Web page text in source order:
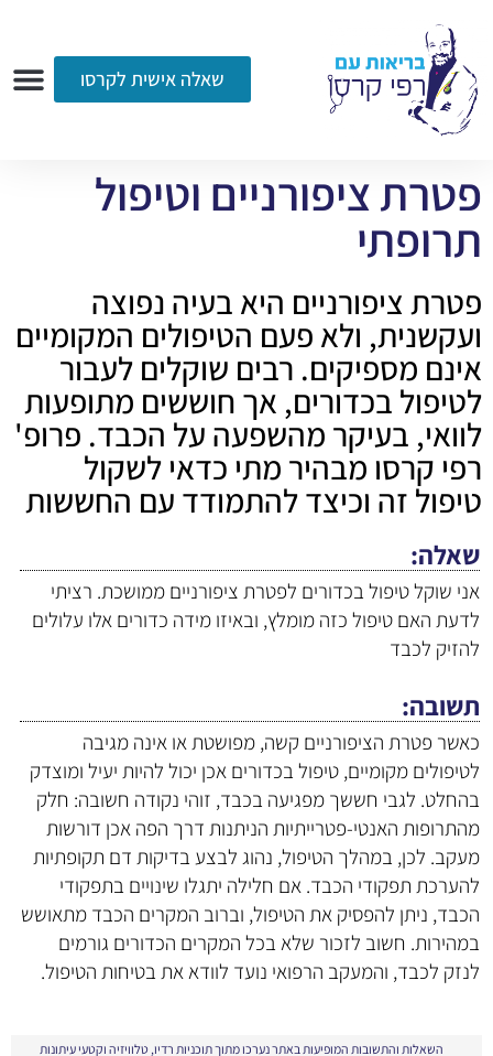
שאלה אישית לקרסו
פטרת ציפורניים וטיפול
תרופתי
פטרת ציפורניים היא בעיה נפוצה
ועקשנית, ולא פעם הטיפולים המקומיים
אינם מספיקים. רבים שוקלים לעבור
לטיפול בכדורים, אך חוששים מתופעות
לוואי, בעיקר מהשפעה על הכבד. פרופ'
רפי קרסו מבהיר מתי כדאי לשקול
טיפול זה וכיצד להתמודד עם החששות
שאלה
אני שוקל טיפול בכדורים לפטרת ציפורניים ממושכת. רציתי
לדעת האם טיפול כזה מומלץ, ובאיזו מידה כדורים אלו עלולים
להזיק לכבד
תשובה
כאשר פטרת הציפורניים קשה, מפושטת או אינה מגיבה
לטיפולים מקומיים, טיפול בכדורים אכן יכול להיות יעיל ומוצדק
בהחלט. לגבי חששך מפגיעה בכבד, זוהי נקודה חשובה: חלק
מהתרופות האנטי-פטרייתיות הניתנות דרך הפה אכן דורשות
מעקב. לכן, במהלך הטיפול, נהוג לבצע בדיקות דם תקופתיות
להערכת תפקודי הכבד. אם חלילה יתגלו שינויים בתפקודי
הכבד, ניתן להפסיק את הטיפול, וברוב המקרים הכבד מתאושש
במהירות. חשוב לזכור שלא בכל המקרים הכדורים גורמים
לנזק לכבד, והמעקב הרפואי נועד לוודא את בטיחות הטיפול.
השאלות והתשובות המופיעות באתר נערכו מתוך תוכניות רדיו, טלוויזיה וקטעי עיתונות